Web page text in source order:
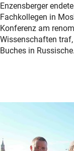
Enzensberger
Fachkollegen in
Konferenz am
Wissenschaften
Buches in Russische.